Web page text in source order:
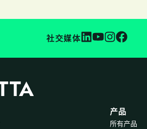
社交媒体
产品
所有产品